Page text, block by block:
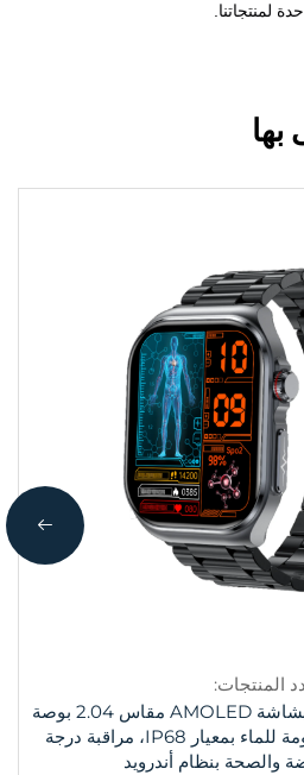
لمنتجاتنا.
بها
المنتجات:
ساعة ذكية للرجال/النساء بشاشة AMOLED مقاس 2.04 بوصة
للاتصال عبر بلوتوث، مقاومة للماء بمعيار IP68، مراقبة درجة
والصحة بنظام أندرويد